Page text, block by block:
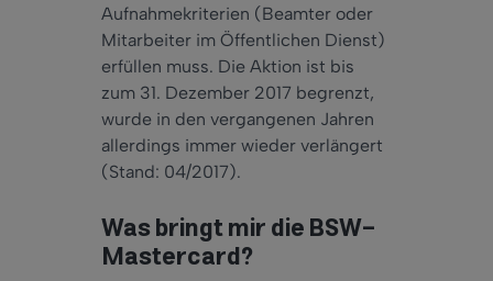
Aufnahmekriterien (Beamter oder
Mitarbeiter im Öffentlichen Dienst)
erfüllen muss. Die Aktion ist bis
zum 31. Dezember 2017 begrenzt,
wurde in den vergangenen Jahren
allerdings immer wieder verlängert
(Stand: 04/2017).
Was bringt mir die BSW-
Mastercard?